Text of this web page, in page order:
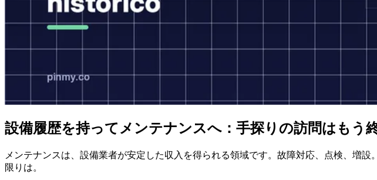
設備履歴を持ってメンテナンスへ：手探りの訪問はもう
メンテナンスは、設備業者が安定した収入を得られる領域です。故障対応、点検、増
限りは。